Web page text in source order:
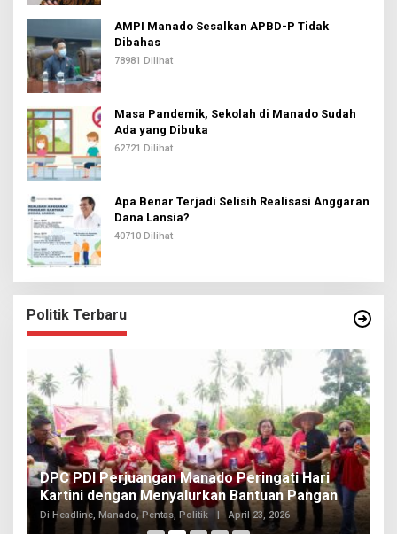
AMPI Manado Sesalkan APBD-P Tidak
Dibahas
78981 Dilihat
Masa Pandemik, Sekolah di Manado Sudah
Ada yang Dibuka
62721 Dilihat
Apa Benar Terjadi Selisih Realisasi Anggaran
Dana Lansia?
40710 Dilihat
Politik Terbaru
DPC PDI Perjuangan Manado Peringati Hari
Kartini dengan Menyalurkan Bantuan Pangan
Di Headline, Manado, Pentas, Politik April 23, 2026